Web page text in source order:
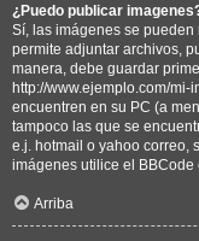
¿Puedo publicar
Sí, las imágenes se
permite adjuntar archivos,
manera, debe guardar
http://www.ejemplo.com/
encuentren en su PC (a
tampoco las que se
e.j. hotmail o yahoo correo,
imágenes utilice el BBCode
Arriba